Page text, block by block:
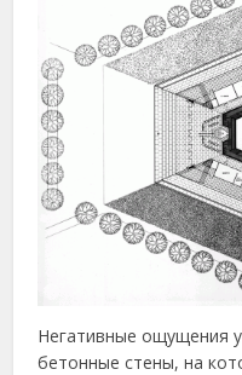
Негативные ощущения
бетонные стены, на